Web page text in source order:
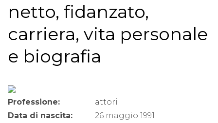
netto, fidanzato,
carriera, vita personale
e biografia
Professione:
attori
Data di nascita:
26 maggio 1991